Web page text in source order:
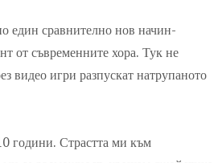
един сравнително нов начин-
от съвременните хора. Тук не
видео игри разпускат натрупаното
години. Страстта ми към